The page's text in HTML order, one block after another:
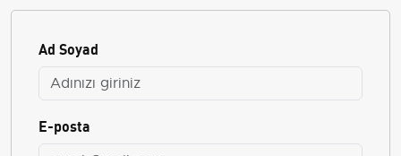
Ad Soyad
E-posta